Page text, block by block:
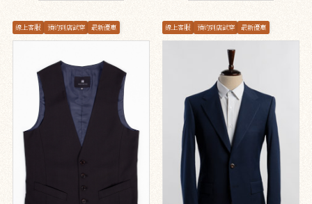
線上客服 預約到店試穿 最新優惠 線上客服 預約到店試穿 最新優惠